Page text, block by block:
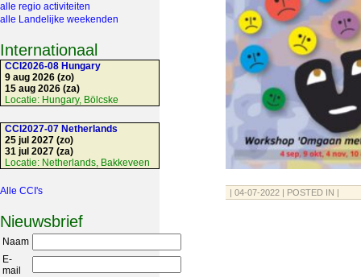
| 04-07-2022 | POSTED IN |
alle regio activiteiten
alle Landelijke weekenden
Internationaal
CCI2026-08 Hungary
9 aug 2026 (zo)
15 aug 2026 (za)
Locatie: Hungary, Bölcske
CCI2027-07 Netherlands
25 jul 2027 (zo)
31 jul 2027 (za)
Locatie: Netherlands, Bakkeveen
Alle CCI's
Nieuwsbrief
Naam
E-
mail